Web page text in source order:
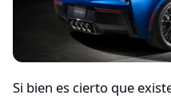
Si bien es cierto que